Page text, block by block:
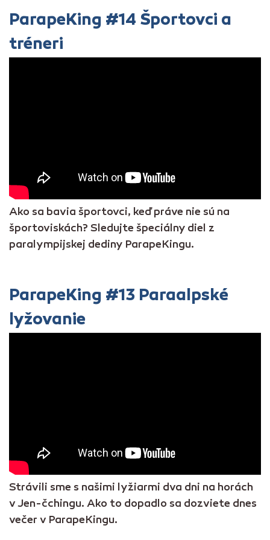
ParapeKing #14 Športovci a
tréneri
Ako sa bavia športovci, keď práve nie sú na
športoviskách? Sledujte špeciálny diel z
paralympijskej dediny ParapeKingu.
ParapeKing #13 Paraalpské
lyžovanie
Strávili sme s našimi lyžiarmi dva dni na horách
v Jen-čchingu. Ako to dopadlo sa dozviete dnes
večer v ParapeKingu.